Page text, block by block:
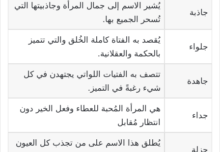
جاذبة
يُشير الاسم إلى جمال المرأة وجاذبيتها التي
تُسحر الجميع بها.
جلواء
يُقصد به الفتاة كاملة الخُلق والتي تتميز
بالحكمة والعقلانية.
جاهدة
تتصف به الفتيات اللواتي يجتهدن في كل
شيء رغبةً في التميز.
جداء
هي المرأة المُحبة للعطاء وفعل الخير دون
انتظار مُقابل
جزلة
يُطلق هذا الاسم على من تجذب كل العيون